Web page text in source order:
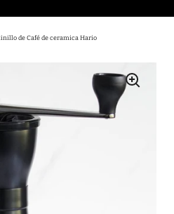
de Café de ceramica Hario